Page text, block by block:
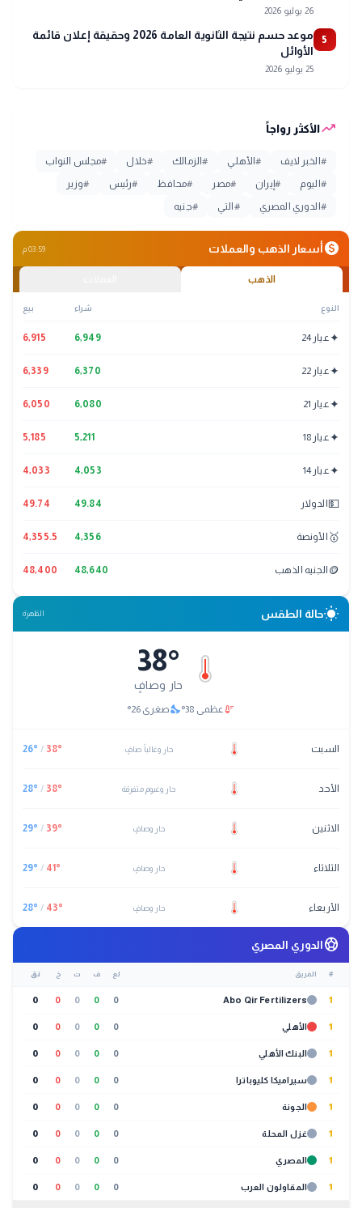
26 يوليو 2026
5
موعد حسم نتيجة الثانوية العامة 2026 وحقيقة إعلان قائمة
الأوائل
25 يوليو 2026
trending_upالأكثر رواجاً
# الخبر لايف #الأهلي #الزمالك #خلال #مجلس النواب
# اليوم # إيران #مصر #محافظ #رئيس #وزير
# الدوري المصري # التي #جنيه
monetization_onأسعار الذهب والعملات 03:59 م
الذهب
النوع شراء بيع
✦عيار 24 6,949
6,915
✦عيار 22 6,370
6,339
✦عيار 21 6,080
6,050
✦عيار 18 5,211
5,185
✦عيار 14 4,053
4,033
💵 الدولار 49.84
49.74
🥇 الأونصة 4,356
4,355.5
🪙 الجنيه الذهب 48,640
48,400
wb_sunnyحالة الطقس القاهرة
38°
حار وصافٍ
thermostatعظمى 38
°
nights_stayصغرى 26
°
السبت حار وغالباً صافٍ 38°
/
26°
الأحد حار وغيوم متفرقة 38°
/
28°
الاثنين حار وصافٍ 39°
/
29°
الثلاثاء حار وصافٍ 41°
/
29°
الأربعاء حار وصافٍ 43°
/
28°
sports_soccerالدوري المصري
# الفريق لع ف ت خ نق
1
Abo Qir Fertilizers
0
0
0
0
0
1 الأهلي 0
0
0
0
0
1 البنك الأهلي 0
0
0
0
0
1 سيراميكا كليوباترا 0
0
0
0
0
1 الجونة 0
0
0
0
0
1 غزل المحلة 0
0
0
0
0
1 المصري 0
0
0
0
0
1 المقاولون العرب 0
0
0
0
0